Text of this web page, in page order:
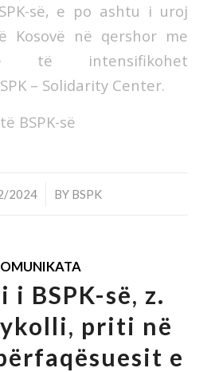
së, e po ashtu i uroj
Kosovë në qershor me
të intensifikohet
– Solidarity Center.
BSPK-së
2024 BY BSPK
BSPK-së, z.
priti në
e